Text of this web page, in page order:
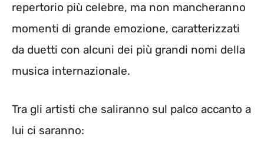
repertorio più celebre, ma non mancheranno
momenti di grande emozione, caratterizzati
da duetti con alcuni dei più grandi nomi della
musica internazionale.
Tra gli artisti che saliranno sul palco accanto a
lui ci saranno: